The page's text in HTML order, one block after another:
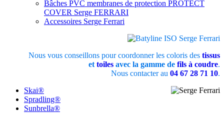
Bâches PVC membranes de protection PROTECT
COVER Serge FERRARI
Accessoires Serge Ferrari
Nous vous conseillons pour coordonner les coloris des tissus
et toiles avec la gamme de fils à coudre.
Nous contacter au 04 67 28 71 10.
Skai®
Spradling®
Sunbrella®